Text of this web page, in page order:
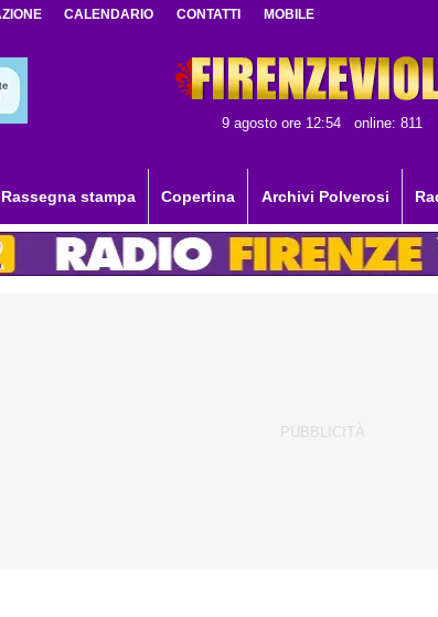
CALENDARIO CONTATTI MOBILE
9 agosto ore 12:54 online: 811
Rassegna stampa Copertina Archivi Polverosi